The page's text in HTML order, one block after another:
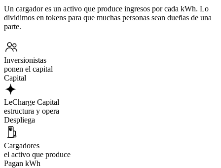
Un cargador es un activo que produce ingresos por cada kWh. Lo
dividimos en tokens para que muchas personas sean dueñas de una
parte.
Inversionistas
ponen el capital
Capital
LeCharge Capital
estructura y opera
Despliega
Cargadores
el activo que produce
Pagan kWh